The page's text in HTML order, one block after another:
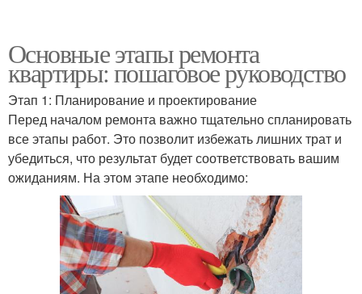
Основные этапы ремонта
квартиры: пошаговое руководство
Этап 1: Планирование и проектирование
Перед началом ремонта важно тщательно спланировать
все этапы работ. Это позволит избежать лишних трат и
убедиться, что результат будет соответствовать вашим
ожиданиям. На этом этапе необходимо: